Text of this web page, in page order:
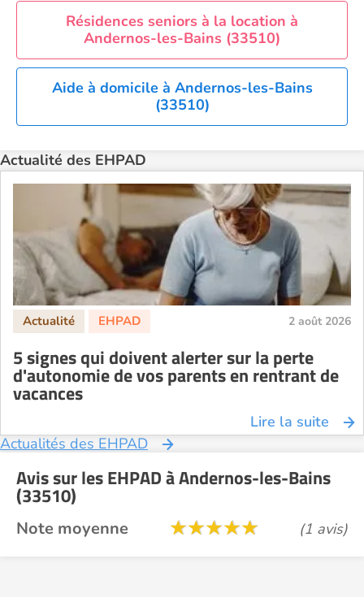
Résidences seniors à la location à
Andernos-les-Bains (33510)
Aide à domicile à Andernos-les-Bains
(33510)
Actualité des EHPAD
2 août 2026
5 signes qui doivent alerter sur la perte
d'autonomie de vos parents en rentrant de
vacances
Lire la suite
Actualités des EHPAD
Avis sur les EHPAD à Andernos-les-Bains
(33510)
Note moyenne (1 avis)